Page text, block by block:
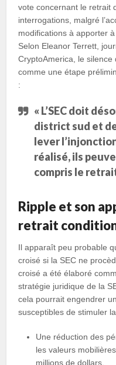
vote concernant le retrait
interrogations, malgré
modifications à apporter
Selon Eleanor Terrett,
CryptoAmerica, le
comme une étape
:
« L’SEC doit
district sud et
lever
réalisé, ils
compris le
Ripple et son
retrait
Il apparaît peu probable
croisé si la SEC ne
croisé a été élaboré
stratégie juridique de la
cela pourrait engendrer
susceptibles de stimuler
Une réduction des
les valeurs
millions de dollars.